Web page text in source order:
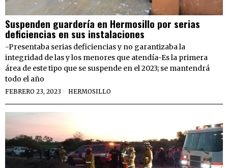
Suspenden guardería en Hermosillo por serias
deficiencias en sus instalaciones
-Presentaba serias deficiencias y no garantizaba la
integridad de las y los menores que atendía-Es la primera
área de este tipo que se suspende en el 2023; se mantendrá
todo el año
FEBRERO 23, 2023 HERMOSILLO